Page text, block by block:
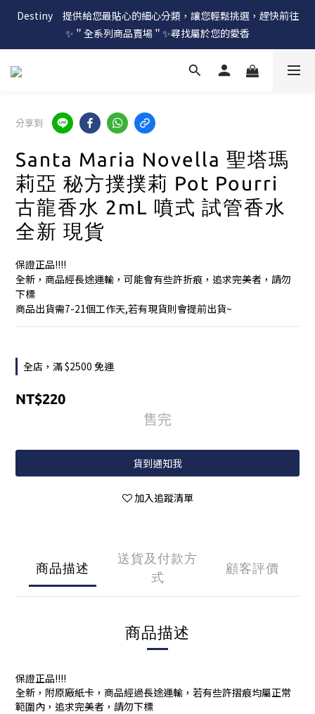
Destiny　提供給您最貼心的細心分類，讓您輕鬆挑選，趕快前往
✨＂全系列商品賣場＂✨尋找屬於您的愛香
分享到
Santa Maria Novella 聖塔瑪
莉亞 秘方撲撲莉 Pot Pourri
古龍香水 2mL 噴式 試管香水
全新 現貨
保證正品!!!!
全新，商品經長途運輸，可能會有些許折痕，追求完美者，請勿
下標
商品出貨需7-21個工作天,若有現貨則會提前出貨~
全店，滿 $2500 免運
NT$220
售完
貨到通知我
加入追蹤清單
商品描述
送貨及付款方
式
顧客評價
商品描述
保證正品!!!!
全新，附原廠紙卡，商品經過長途運輸，若有些許摺痕均屬正常
範圍內，追求完美者，請勿下標